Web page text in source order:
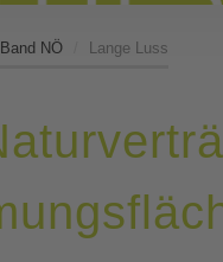
NÖ Lange Luss